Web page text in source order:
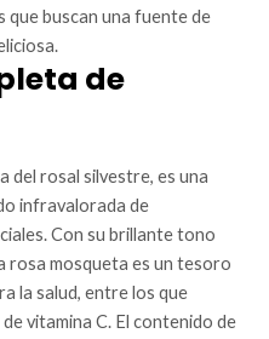
que buscan una fuente de
de
del rosal silvestre, es una
infravalorada de
Con su brillante tono
rosa mosqueta es un tesoro
la salud, entre los que
vitamina C. El contenido de